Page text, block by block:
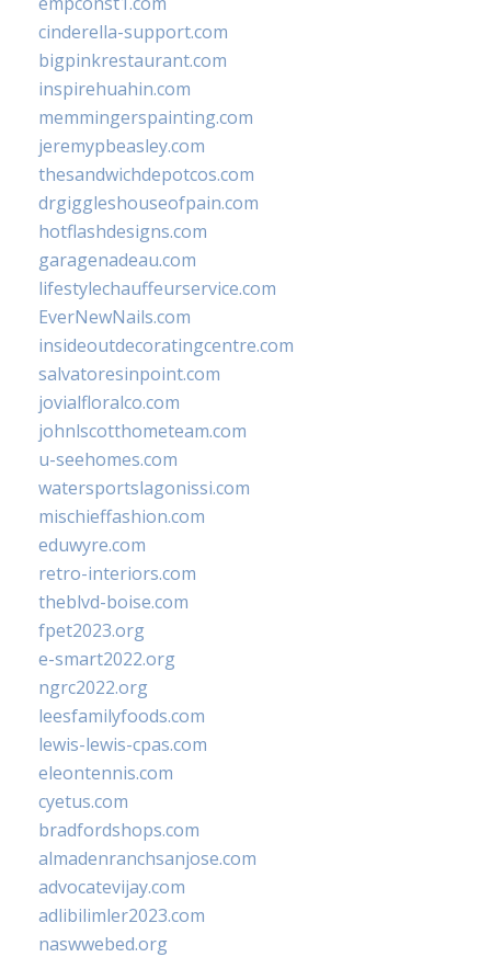
cinderella-support.com
bigpinkrestaurant.com
inspirehuahin.com
memmingerspainting.com
jeremypbeasley.com
thesandwichdepotcos.com
drgiggleshouseofpain.com
hotflashdesigns.com
garagenadeau.com
lifestylechauffeurservice.com
EverNewNails.com
insideoutdecoratingcentre.com
salvatoresinpoint.com
jovialfloralco.com
johnlscotthometeam.com
u-seehomes.com
watersportslagonissi.com
mischieffashion.com
eduwyre.com
retro-interiors.com
theblvd-boise.com
fpet2023.org
e-smart2022.org
ngrc2022.org
leesfamilyfoods.com
lewis-lewis-cpas.com
eleontennis.com
cyetus.com
bradfordshops.com
almadenranchsanjose.com
advocatevijay.com
adlibilimler2023.com
naswwebed.org